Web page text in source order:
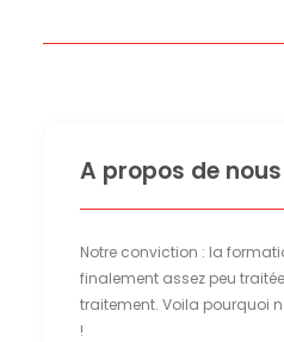
A propos de nous
Notre conviction : la
finalement assez peu
traitement. Voila pourquoi
!